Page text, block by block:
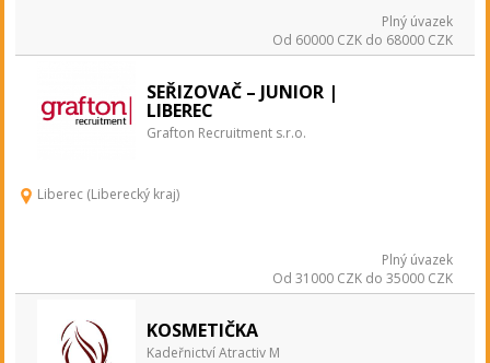
Plný úvazek
Od 60000 CZK do 68000 CZK
SEŘIZOVAČ – JUNIOR |
LIBEREC
Grafton Recruitment s.r.o.
Liberec (Liberecký kraj)
Plný úvazek
Od 31000 CZK do 35000 CZK
KOSMETIČKA
Kadeřnictví Atractiv M